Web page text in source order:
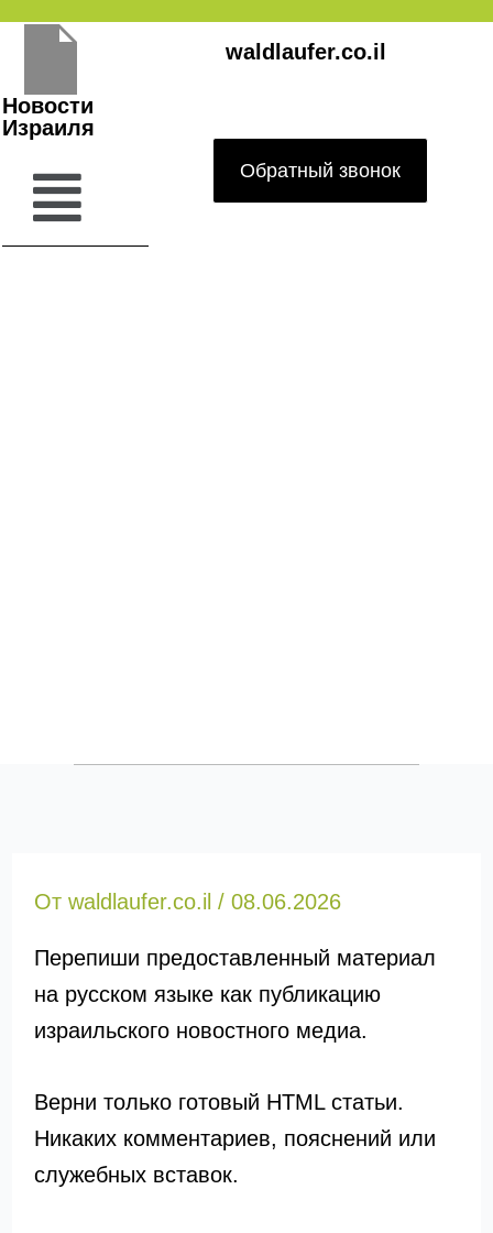
Перейти
содержимому
waldlaufer.co.il
Новости
Израиля
Обратный звонок
От waldlaufer.co.il / 08.06.2026
Перепиши предоставленный материал
на русском языке как публикацию
израильского новостного медиа.
Верни только готовый HTML статьи.
Никаких комментариев, пояснений или
служебных вставок.